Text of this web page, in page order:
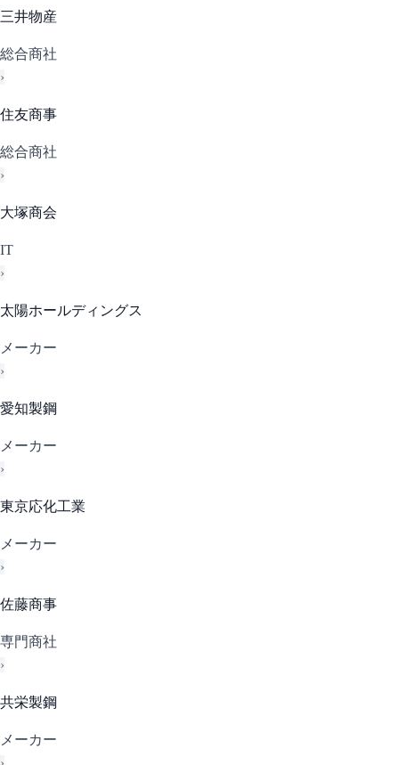
三井物産
総合商社
›
住友商事
総合商社
›
大塚商会
IT
›
太陽ホールディングス
メーカー
›
愛知製鋼
メーカー
›
東京応化工業
メーカー
›
佐藤商事
専門商社
›
共栄製鋼
メーカー